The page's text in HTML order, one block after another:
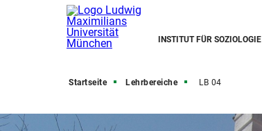
INSTITUT FÜR SOZIOLOGIE
Startseite Lehrbereiche LB 04